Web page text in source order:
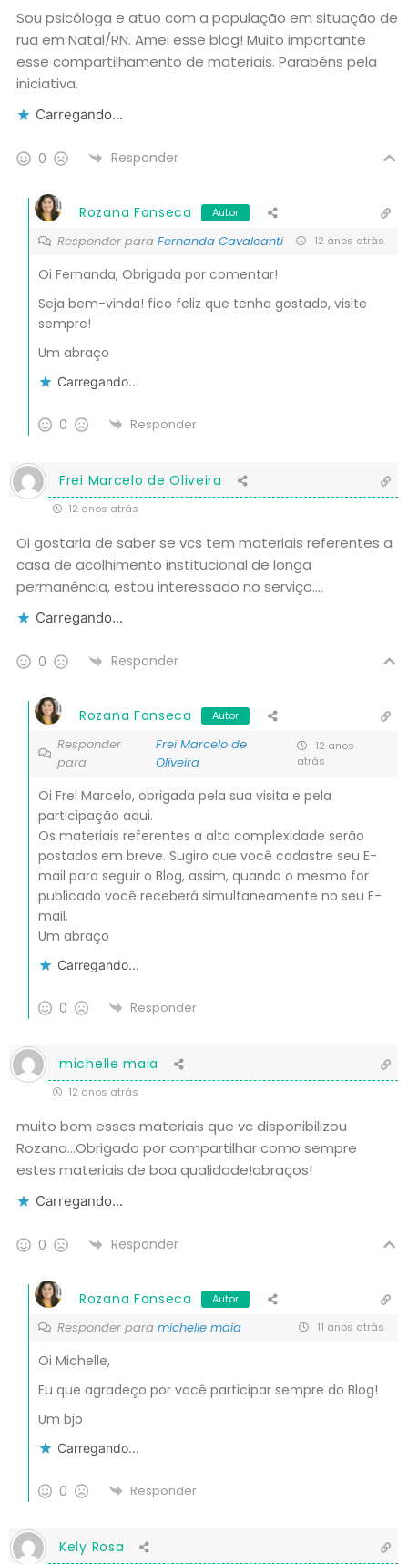
Sou psicóloga e atuo com a população em situação de
rua em Natal/RN. Amei esse blog! Muito importante
esse compartilhamento de materiais. Parabéns pela
iniciativa.
Carregando...
0 Responder
Rozana Fonseca Autor
Responder para Fernanda Cavalcanti 12 anos atrás
Oi Fernanda, Obrigada por comentar!
Seja bem-vinda! fico feliz que tenha gostado, visite
sempre!
Um abraço
Carregando...
0 Responder
Frei Marcelo de Oliveira
12 anos atrás
Oi gostaria de saber se vcs tem materiais referentes a
casa de acolhimento institucional de longa
permanência, estou interessado no serviço….
Carregando...
0 Responder
Rozana Fonseca Autor
Responder
para
Frei Marcelo de
Oliveira
12 anos
atrás
Oi Frei Marcelo, obrigada pela sua visita e pela
participação aqui.
Os materiais referentes a alta complexidade serão
postados em breve. Sugiro que você cadastre seu E-
mail para seguir o Blog, assim, quando o mesmo for
publicado você receberá simultaneamente no seu E-
mail.
Um abraço
Carregando...
0 Responder
michelle maia
12 anos atrás
muito bom esses materiais que vc disponibilizou
Rozana…Obrigado por compartilhar como sempre
estes materiais de boa qualidade!abraços!
Carregando...
0 Responder
Rozana Fonseca Autor
Responder para michelle maia 11 anos atrás
Oi Michelle,
Eu que agradeço por você participar sempre do Blog!
Um bjo
Carregando...
0 Responder
Kely Rosa